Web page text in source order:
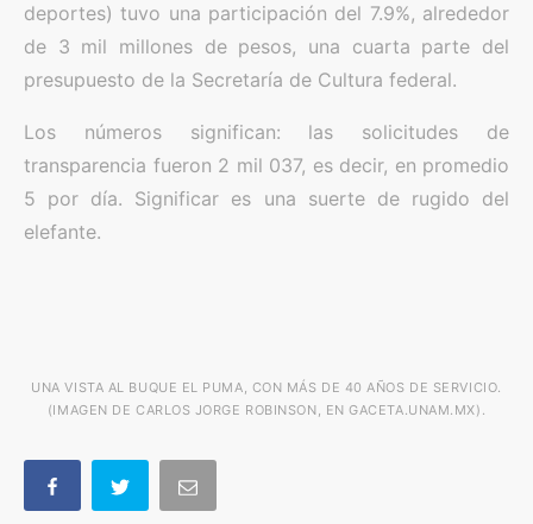
deportes) tuvo una participación del 7.9%, alrededor
de 3 mil millones de pesos, una cuarta parte del
presupuesto de la Secretaría de Cultura federal.
Los números significan: las solicitudes de
transparencia fueron 2 mil 037, es decir, en promedio
5 por día. Significar es una suerte de rugido del
elefante.
UNA VISTA AL BUQUE EL PUMA, CON MÁS DE 40 AÑOS DE SERVICIO.
(IMAGEN DE CARLOS JORGE ROBINSON, EN GACETA.UNAM.MX).